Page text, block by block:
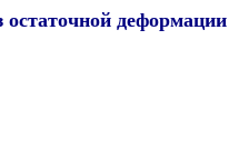
остаточной